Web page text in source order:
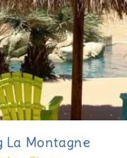
La Montagne